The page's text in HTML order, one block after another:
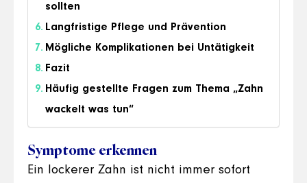
sollten
Langfristige Pflege und Prävention
Mögliche Komplikationen bei Untätigkeit
Fazit
Häufig gestellte Fragen zum Thema „Zahn
wackelt was tun“
Symptome erkennen
Ein lockerer Zahn ist nicht immer sofort